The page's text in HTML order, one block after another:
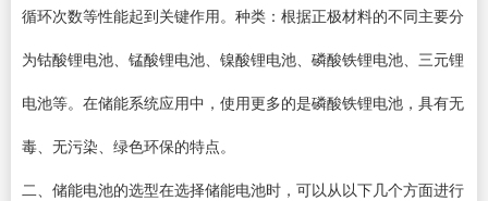
循环次数等性能起到关键作用。种类：根据正极材料的不同主要分
为钴酸锂电池、锰酸锂电池、镍酸锂电池、磷酸铁锂电池、三元锂
电池等。在储能系统应用中，使用更多的是磷酸铁锂电池，具有无
毒、无污染、绿色环保的特点。
二、储能电池的选型在选择储能电池时，可以从以下几个方面进行